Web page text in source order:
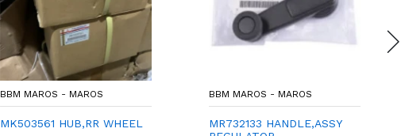
BBM MAROS - MAROS
MK503561 HUB,RR WHEEL
BBM MAROS - MAROS
MR732133 HANDLE,ASSY